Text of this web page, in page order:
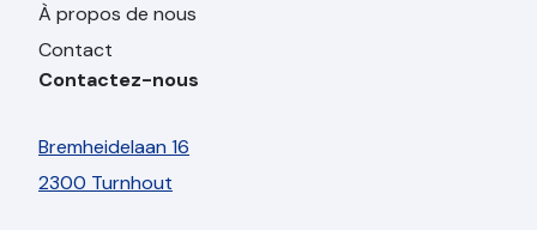
À propos de nous
Contact
Contactez-nous
Bremheidelaan 16
2300 Turnhout